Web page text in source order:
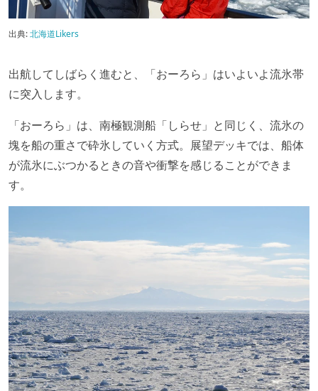
出典:北海道Likers
出航してしばらく進むと、「おーろら」はいよいよ流氷帯
に突入します。
「おーろら」は、南極観測船「しらせ」と同じく、流氷の
塊を船の重さで砕氷していく方式。展望デッキでは、船体
が流氷にぶつかるときの音や衝撃を感じることができま
す。